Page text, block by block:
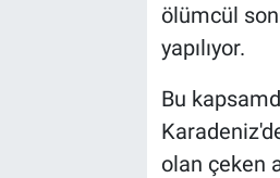
ölümcül
yapılıyor.
Bu
olan çeken